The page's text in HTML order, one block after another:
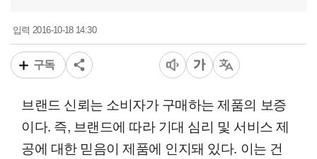
입력2016-10-18 14:30
구독
브랜드 신뢰는 소비자가 구매하는 제품의 보증
이다. 즉, 브랜드에 따라 기대 심리 및 서비스 제
공에 대한 믿음이 제품에 인지돼 있다. 이는 건